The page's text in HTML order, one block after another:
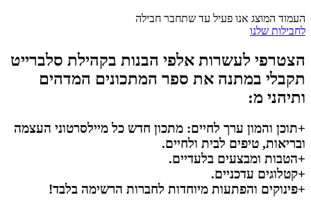
העמוד המוצג אנו פעיל עד שתחבר חבילה
לחבילות שלנו
הצטרפי לעשרות אלפי הבנות בקהילת סלברייט
תקבלי במתנה את ספר המתכונים המדהים
ותיהני מ:
+תוכן והמון ערך לחיים: מתכון חדש כל מיילסרטוני העצמה
ובריאות, טיפים לבית ולחיים.
+הטבות ומבצעים בלעדיים.
+קטלוגים עדכניים.
+פינוקים והפתעות מיוחדות לחברות הרשימה בלבד!